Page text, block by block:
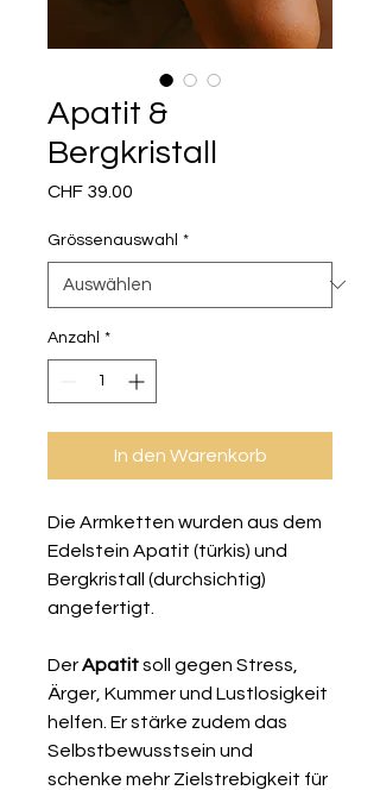
Apatit &
Bergkristall
CHF 39.00
Grössenauswahl *
Anzahl *
In den Warenkorb
Die Armketten wurden aus dem
Edelstein Apatit (türkis) und
Bergkristall (durchsichtig)
angefertigt.
DerApatitsoll gegen Stress,
Ärger, Kummer und Lustlosigkeit
helfen. Er stärke zudem das
Selbstbewusstsein und
schenke mehr Zielstrebigkeit für